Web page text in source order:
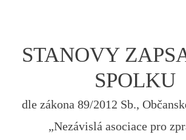
STANOVY
SPOLKU
dle zákona 89/2012 Sb.,
„Nezávislá asociace pro